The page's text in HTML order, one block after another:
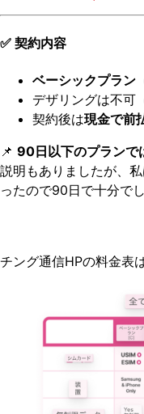
✅ 契約内容
ベーシックプラ
デザリングは不可
契約後は現金で前
📌 90日以下のプランで
説明もありましたが、
ったので90日で十分でし
チング通信HPの料金表